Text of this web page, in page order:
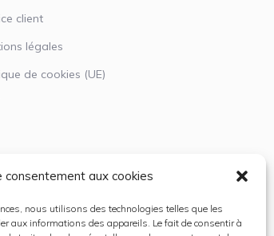
consentement aux cookies
nous utilisons des technologies telles que les
aux informations des appareils. Le fait de consentir à
client
légales
de cookies (UE)